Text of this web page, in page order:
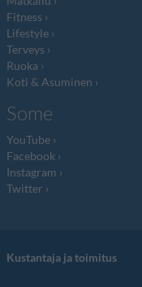
Fitness
Lifestyle
Terveys
Ruoka
Koti & Asuminen
Some
YouTube
Facebook
Instagram
Twitter
Kustantaja ja toimitus